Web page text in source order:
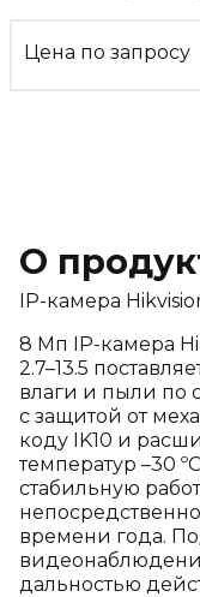
Цена по запросу
О
IP-камера
8 Мп IP-камера
2.7–13.5
влаги и пыли по
с защитой от
коду IK10 и
температур –30
стабильную
времени года.
дальностью